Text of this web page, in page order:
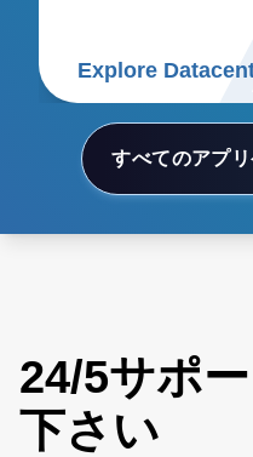
すべてのアプ
density, reducing the
Explore
24/5サポ
下さい